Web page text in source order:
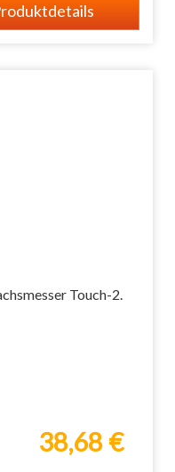
Touch-2.
38,68 €